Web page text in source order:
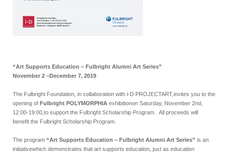
“Art Supports Education – Fulbright Alumni Art Series”
November 2 –December 7, 2019
The Fulbright Foundation, in collaboration with i-D PROJECTART,invites you to the
opening of Fulbright POLYMORPHIA exhibitionon Saturday, November 2nd,
12:00-19:00,to support the Fulbright Scholarship Program. All proceeds will
benefit the Fulbright Scholarship Program.
The program “Art Supports Education – Fulbright Alumni Art Series” is an
initiativewhich demonstrates that art supports education, just as education